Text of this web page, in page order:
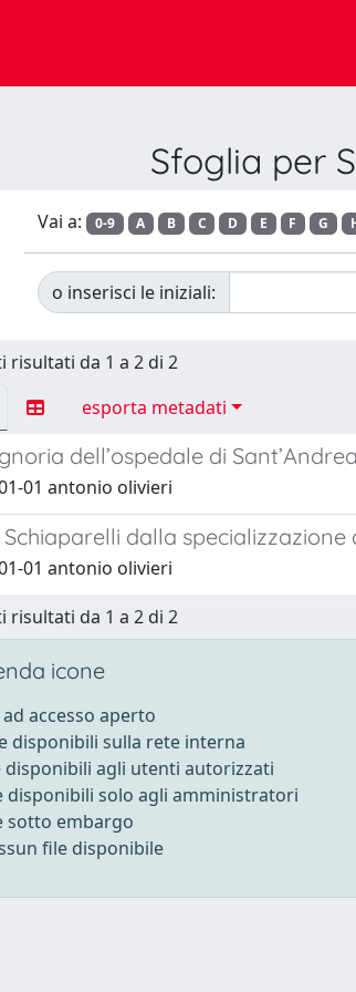
Sfoglia per
Vai a: 0-9 A B C D E F G
o inserisci le iniziali:
risultati da 1 a 2 di 2
esporta metadati
dell’ospedale di
01 antonio olivieri
Schiaparelli dalla
01 antonio olivieri
risultati da 1 a 2 di 2
icone
accesso aperto
disponibili sulla rete interna
disponibili agli utenti autorizzati
disponibili solo agli amministratori
sotto embargo
file disponibile